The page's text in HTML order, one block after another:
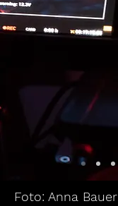
Foto: Anna Bauer